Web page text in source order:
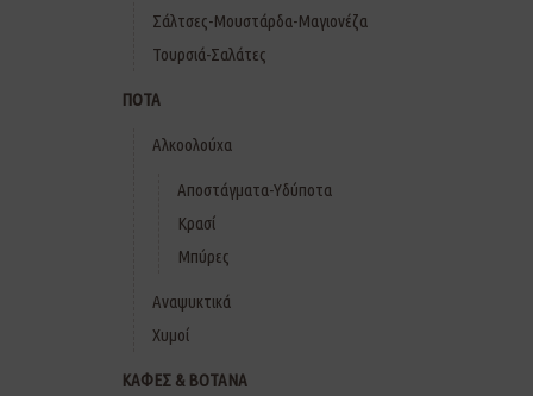
Σάλτσες-Μουστάρδα-Μαγιονέζα
Τουρσιά-Σαλάτες
ΠΟΤΑ
Αλκοολούχα
Αποστάγματα-Υδύποτα
Κρασί
Μπύρες
Αναψυκτικά
Χυμοί
ΚΑΦΕΣ & ΒΟΤΑΝΑ